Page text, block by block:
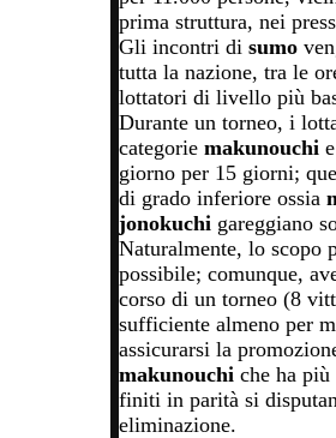
prima struttura, nei
Gli incontri di sumo
tutta la nazione, tra le
lottatori di livello più
Durante un torneo, i
categorie makunouchi
giorno per 15 giorni;
di grado inferiore ossia
jonokuchi gareggiano
Naturalmente, lo scopo
possibile; comunque,
corso di un torneo (8
sufficiente almeno per
assicurarsi la
makunouchi che ha
finiti in parità si
eliminazione.